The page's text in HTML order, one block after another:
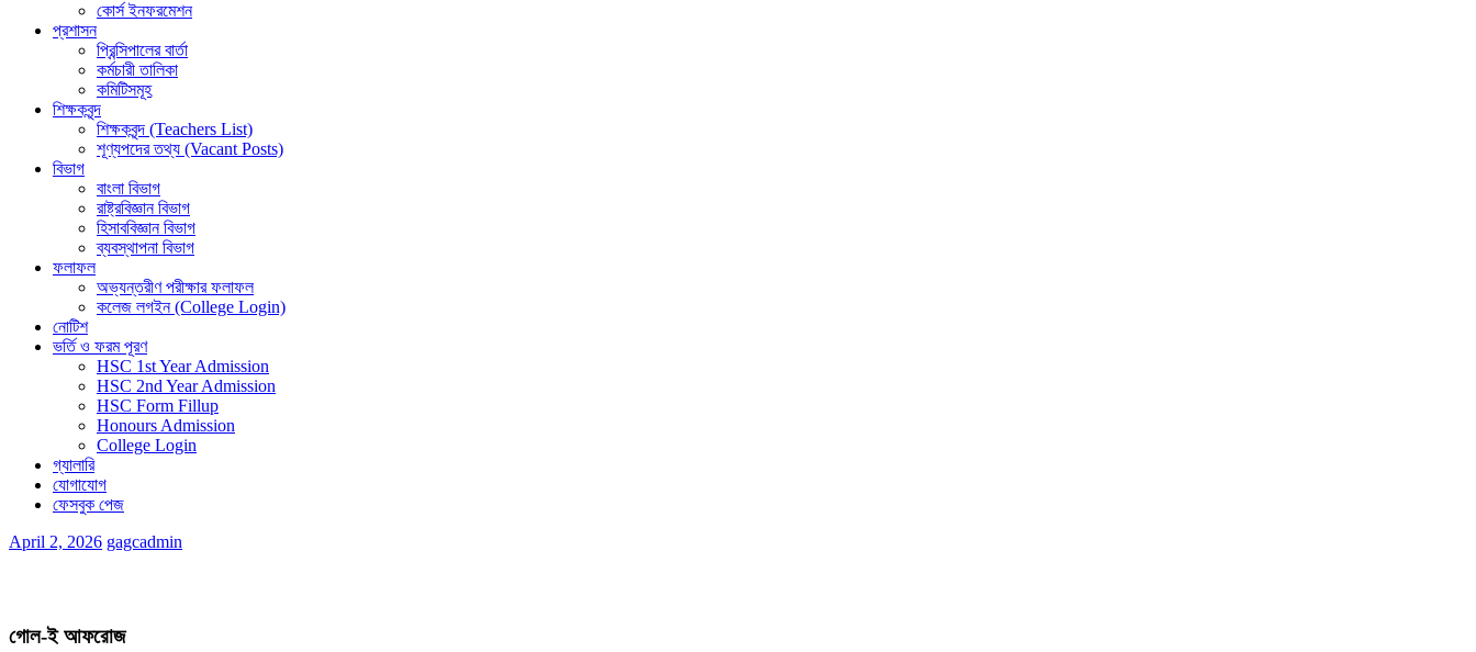
কোর্স ইনফরমেশন
প্রশাসন
প্রিন্সিপালের বার্তা
কর্মচারী তালিকা
কমিটিসমূহ
শিক্ষকবৃন্দ
শিক্ষকবৃন্দ (Teachers List)
শূণ্যপদের তথ্য (Vacant Posts)
বিভাগ
বাংলা বিভাগ
রাষ্ট্রবিজ্ঞান বিভাগ
হিসাববিজ্ঞান বিভাগ
ব্যবস্থাপনা বিভাগ
ফলাফল
অভ্যন্তরীণ পরীক্ষার ফলাফল
কলেজ লগইন (College Login)
নোটিশ
ভর্তি ও ফরম পূরণ
HSC 1st Year Admission
HSC 2nd Year Admission
HSC Form Fillup
Honours Admission
College Login
গ্যালারি
যোগাযোগ
ফেসবুক পেজ
April 2, 2026 gagcadmin
গোল-ই আফরোজ